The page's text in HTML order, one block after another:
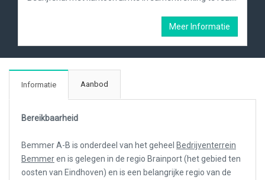
Meer Informatie
Informatie Aanbod
Bereikbaarheid
Bemmer A-B is onderdeel van het geheel Bedrijventerrein
Bemmeren is gelegen in de regio Brainport (het gebied ten
oosten van Eindhoven) en is een belangrijke regio van de